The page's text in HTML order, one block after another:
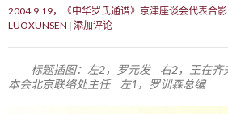
2004.9.19，《中华罗氏通谱》京津座谈会代表合影
LUOXUNSEN 添加评论
标题插图：左2，罗元发 右2，王在
本会北京联络处主任 左1，罗训森总编